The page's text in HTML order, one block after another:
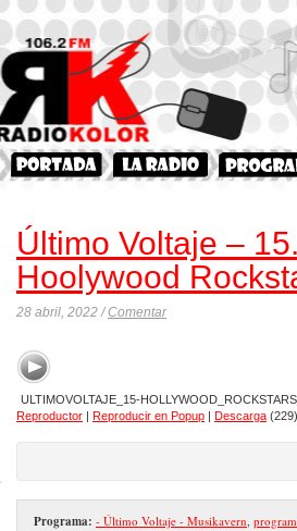
Último Voltaje – 15.
Hoolywood
28 abril, 2022 /Comentar
ULTIMOVOLTAJE_15-
Reproductor | Reproducir en Popup | Descarga (229)
Programa: - Último Voltaje - Musikavern